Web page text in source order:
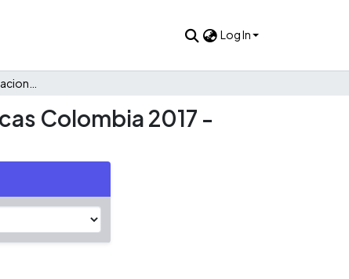
Log In
Colombia 2017 -